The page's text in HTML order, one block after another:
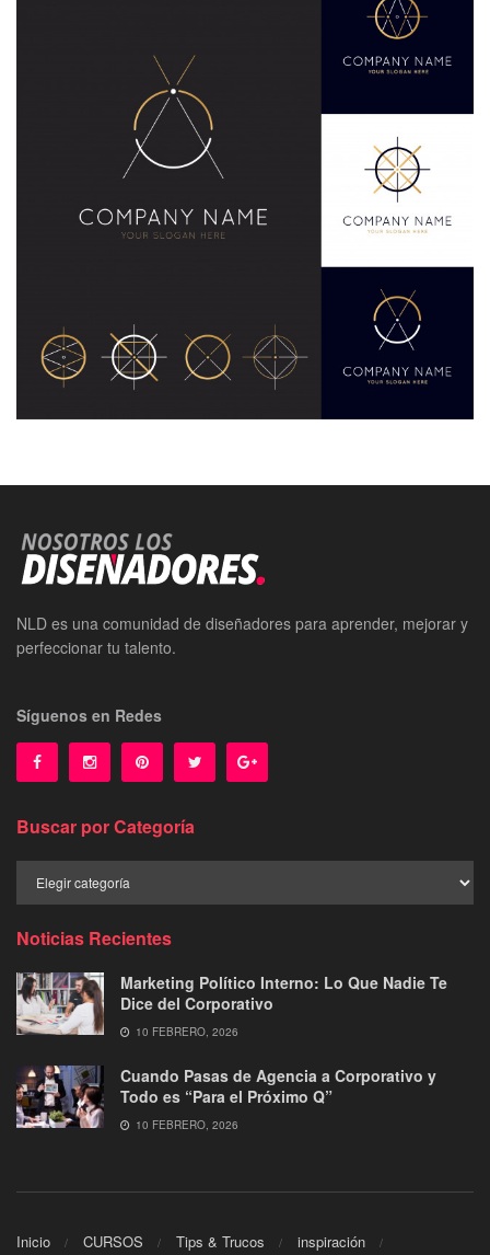
NLD es una comunidad de diseñadores para aprender, mejorar y
perfeccionar tu talento.
Síguenos en Redes
Buscar por Categoría
por
Noticias Recientes
Marketing Político Interno: Lo Que Nadie Te
Dice del Corporativo
10 FEBRERO, 2026
Cuando Pasas de Agencia a Corporativo y
Todo es “Para el Próximo Q”
10 FEBRERO, 2026
Inicio CURSOS Tips & Trucos
inspiración